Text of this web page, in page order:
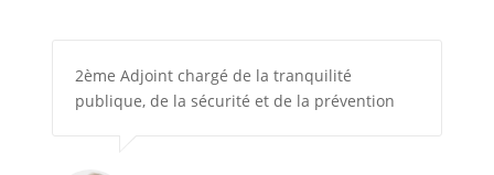
2ème Adjoint chargé de la tranquilité
publique, de la sécurité et de la prévention